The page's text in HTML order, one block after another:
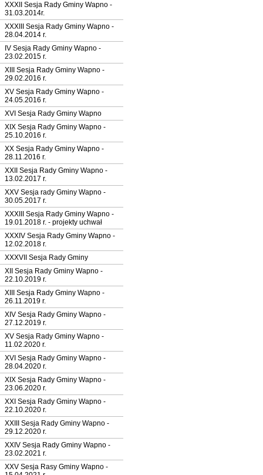
XXXII Sesja Rady Gminy Wapno -
31.03.2014r.
XXXIII Sesja Rady Gminy Wapno -
28.04.2014 r.
IV Sesja Rady Gminy Wapno -
23.02.2015 r.
XIII Sesja Rady Gminy Wapno -
29.02.2016 r.
XV Sesja Rady Gminy Wapno -
24.05.2016 r.
XVI Sesja Rady Gminy Wapno
XIX Sesja Rady Gminy Wapno -
25.10.2016 r.
XX Sesja Rady Gminy Wapno -
28.11.2016 r.
XXII Sesja Rady Gminy Wapno -
13.02.2017 r.
XXV Sesja rady Gminy Wapno -
30.05.2017 r.
XXXIII Sesja Rady Gminy Wapno -
19.01.2018 r. - projekty uchwał
XXXIV Sesja Rady Gminy Wapno -
12.02.2018 r.
XXXVII Sesja Rady Gminy
XII Sesja Rady Gminy Wapno -
22.10.2019 r.
XIII Sesja Rady Gminy Wapno -
26.11.2019 r.
XIV Sesja Rady Gminy Wapno -
27.12.2019 r.
XV Sesja Rady Gminy Wapno -
11.02.2020 r.
XVI Sesja Rady Gminy Wapno -
28.04.2020 r.
XIX Sesja Rady Gminy Wapno -
23.06.2020 r.
XXI Sesja Rady Gminy Wapno -
22.10.2020 r.
XXIII Sesja Rady Gminy Wapno -
29.12.2020 r.
XXIV Sesja Rady Gminy Wapno -
23.02.2021 r.
XXV Sesja Rasy Gminy Wapno -